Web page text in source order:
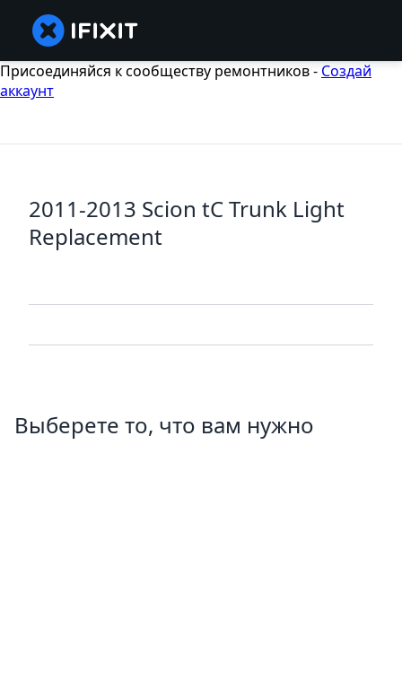
Присоединяйся к сообществу ремонтников - Создай
аккаунт
2011-2013 Scion tC Trunk Light
Replacement
Выберете то, что вам нужно